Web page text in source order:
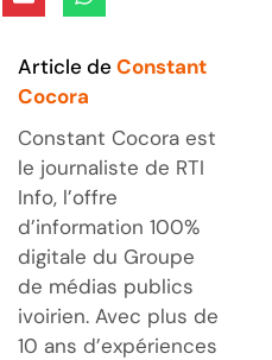
Article de Constant
Cocora
Constant Cocora est
le journaliste de RTI
Info, l’offre
d’information 100%
digitale du Groupe
de médias publics
ivoirien. Avec plus de
10 ans d’expériences